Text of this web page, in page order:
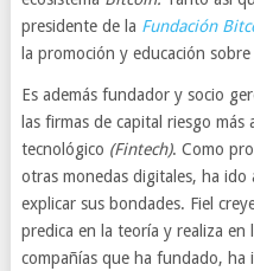
presidente de la Fundación
la promoción y educación
Es además fundador y socio
las firmas de capital riesgo
tecnológico (Fintech). Como
otras monedas digitales, ha ido
explicar sus bondades. Fiel
predica en la teoría y realiza en
compañías que ha fundado, ha